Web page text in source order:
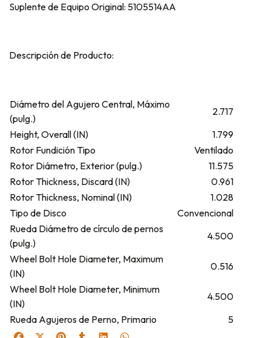
Suplente de Equipo Original: 5105514AA
Descripción de Producto:
Diámetro del Agujero Central, Máximo
(pulg.)
2.717
Height, Overall (IN)
1.799
Rotor Fundición Tipo
Ventilado
Rotor Diámetro, Exterior (pulg.)
11.575
Rotor Thickness, Discard (IN)
0.961
Rotor Thickness, Nominal (IN)
1.028
Tipo de Disco
Convencional
Rueda Diámetro de círculo de pernos
(pulg.)
4.500
Wheel Bolt Hole Diameter, Maximum
(IN)
0.516
Wheel Bolt Hole Diameter, Minimum
(IN)
4.500
Rueda Agujeros de Perno, Primario
5